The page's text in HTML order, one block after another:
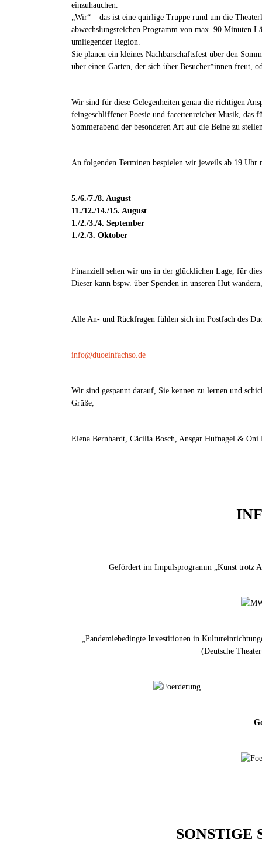
einzuhauchen.
„Wir“ – das ist eine quirlige Truppe rund um die
abwechslungsreichen Programm von max. 90 Minuten
umliegender Region.
Sie planen ein kleines Nachbarschaftsfest über den
über einen Garten, der sich über Besucher*innen freut,
Wir sind für diese Gelegenheiten genau die richtigen
feingeschliffener Poesie und facettenreicher Musik, das
Sommerabend der besonderen Art auf die Beine zu
An folgenden Terminen bespielen wir jeweils ab 19
5./6./7./8. August
11./12./14./15. August
1./2./3./4. September
1./2./3. Oktober
Finanziell sehen wir uns in der glücklichen Lage, für
Dieser kann bspw. über Spenden in unseren Hut
Alle An- und Rückfragen fühlen sich im Postfach des
info@duoeinfachso.de
Wir sind gespannt darauf, Sie kennen zu lernen und
Grüße,
Elena Bernhardt, Cäcilia Bosch, Ansgar Hufnagel & Oni
Gefördert im Impulsprogramm „Kunst trotz
„Pandemiebedingte Investitionen in
(Deutsche
SONSTIGE